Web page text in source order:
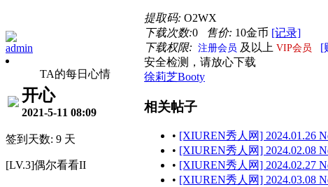
admin
TA的每日心情
开心
2021-5-11 08:09
签到天数: 9 天
[LV.3]偶尔看看II
提取码: O2WX
下载次数:0 售价: 10金币 [记录]
下载权限: 注册会员 及以上 VIP会员
[
安全检测，请放心下载
徐莉芝Booty
相关帖子
• [XIUREN秀人网] 2024.01.26
• [XIUREN秀人网] 2024.02.08
• [XIUREN秀人网] 2024.02.27
• [XIUREN秀人网] 2024.03.08